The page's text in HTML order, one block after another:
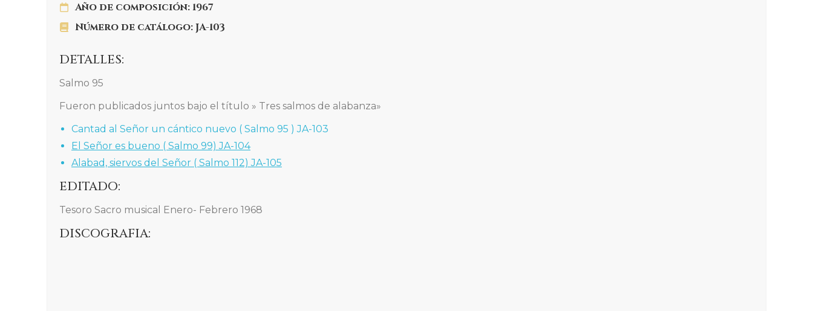
Año de composición: 1967
Número de catálogo: JA-103
DETALLES:
Salmo 95
Fueron publicados juntos bajo el título » Tres salmos de alabanza»
Cantad al Señor un cántico nuevo ( Salmo 95 ) JA-103
El Señor es bueno ( Salmo 99) JA-104
Alabad, siervos del Señor ( Salmo 112) JA-105
EDITADO:
Tesoro Sacro musical Enero- Febrero 1968
DISCOGRAFIA: